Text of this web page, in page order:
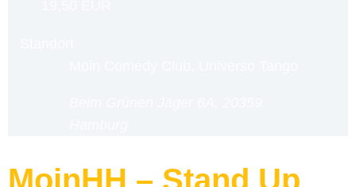
MoinHH – Stand Up